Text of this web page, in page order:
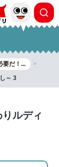
要だ！...
～ 3
ルディ